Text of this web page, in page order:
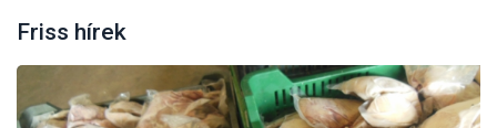
Friss hírek